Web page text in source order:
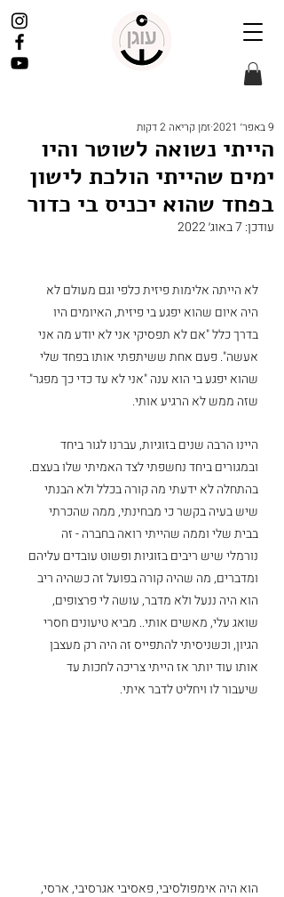
הייתי נשואה לשוטר והיו
ימים שהייתי הולכת לישון
בפחד שהוא יכניס בי כדור
9 באפר׳ 2021 זמן קריאה 2 דקות
עודכן: 7 באוג׳ 2022
לא הייתה אלימות פיזית כלפי וגם מעולם לא
היה איום שהוא יפגע בי פיזית, האיומים היו
בדרך כלל "אם לא תפסיקי אני לא יודע מה אני
אעשה". פעם אחת ששיתפתי אותו בפחד שלי
שהוא יפגע בי הוא ענה "אני לא עד כדי כך מפגר"
שזה ממש לא הרגיע אותי.
היינו הרבה שנים בזוגיות, עברנו לגור ביחד
ובמגורים ביחד נחשפתי לצד האמיתי שלו בעצם.
בהתחלה לא ידעתי מה קורה בכלל ולא הבנתי
שיש בעיה בקשר כי מבחינתי, ממה שהכרתי
בבית שלי וממה שהייתי רואה בחברה - זה
נורמלי שיש ריבים בזוגיות ופשוט עובדים עליהם
ומדברים, מה שהיה קורה בפועל זה כשהיה ריב
הוא היה ננעל ולא מדבר, עושה לי פרצופים,
שואג עלי, מאשים אותי.. מביא טיעונים חסרי
הגיון, וכשניסיתי להתפייס זה היה רק מעצבן
אותו עוד יותר אז הייתי צריכה לחכות עד
שיעבור לו ויחליט לדבר איתי.
הוא היה אימפולסיבי, פאסיבי אגרסיבי, ארסי,